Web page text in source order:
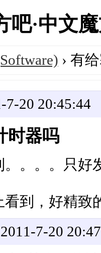
吧·中文
› 有
7-20 20:45:44
时器吗
。。。只好
看到，好精致
7-20